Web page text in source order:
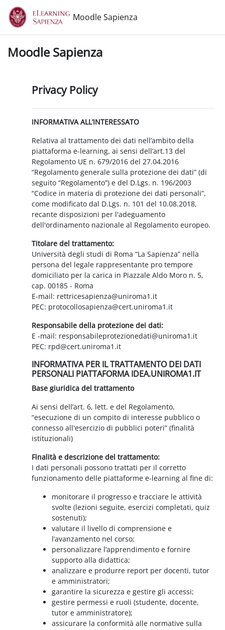
Vai al contenuto principale
Moodle Sapienza
Moodle Sapienza
Privacy Policy
INFORMATIVA ALL’INTERESSATO
Relativa al trattamento dei dati nell’ambito della
piattaforma e-learning, ai sensi dell’art.13 del
Regolamento UE n. 679/2016 del 27.04.2016
“Regolamento generale sulla protezione dei dati” (di
seguito “Regolamento”) e del D.Lgs. n. 196/2003
“Codice in materia di protezione dei dati personali”,
come modificato dal D.Lgs. n. 101 del 10.08.2018,
recante disposizioni per l'adeguamento
dell'ordinamento nazionale al Regolamento europeo.
Titolare del trattamento:
Università degli studi di Roma “La Sapienza” nella
persona del legale rappresentante pro tempore
domiciliato per la carica in Piazzale Aldo Moro n. 5,
cap. 00185 - Roma
E-mail: rettricesapienza@uniroma1.it
PEC: protocollosapienza@cert.uniroma1.it
Responsabile della protezione dei dati:
E -mail: responsabileprotezionedati@uniroma1.it
PEC: rpd@cert.uniroma1.it
INFORMATIVA PER IL TRATTAMENTO DEI DATI
PERSONALI PIATTAFORMA IDEA.UNIROMA1.IT
Base giuridica del trattamento
Ai sensi dell’art. 6, lett. e del Regolamento,
“esecuzione di un compito di interesse pubblico o
connesso all'esercizio di pubblici poteri” (finalità
istituzionali)
Finalità e descrizione del trattamento:
I dati personali possono trattati per il corretto
funzionamento delle piattaforme e-learning al fine di:
monitorare il progresso e tracciare le attività
svolte (lezioni seguite, esercizi completati, quiz
sostenuti);
valutare il livello di comprensione e
l’avanzamento nel corso;
personalizzare l’apprendimento e fornire
supporto alla didattica;
analizzare e produrre report per docenti, tutor
e amministratori;
garantire la sicurezza e gestire gli accessi;
gestire permessi e ruoli (studente, docente,
tutor e amministratore);
assicurare la conformità alle normative sulla